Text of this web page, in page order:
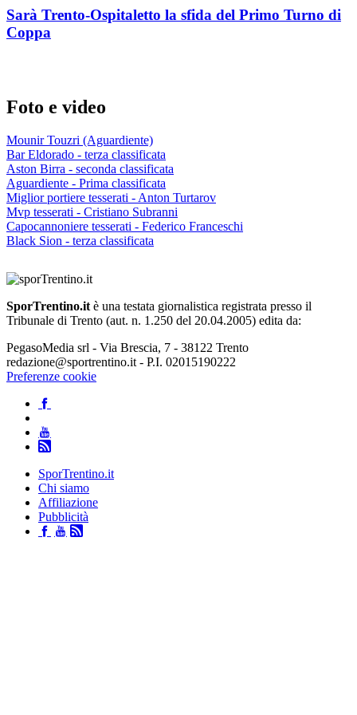
Sarà Trento-Ospitaletto la sfida del Primo Turno di
Coppa
Foto e video
Mounir Touzri (Aguardiente)
Bar Eldorado - terza classificata
Aston Birra - seconda classificata
Aguardiente - Prima classificata
Miglior portiere tesserati - Anton Turtarov
Mvp tesserati - Cristiano Subranni
Capocannoniere tesserati - Federico Franceschi
Black Sion - terza classificata
SporTrentino.itè una testata giornalistica registrata presso il
Tribunale di Trento (aut. n. 1.250 del 20.04.2005) edita da:
PegasoMedia srl - Via Brescia, 7 - 38122 Trento
redazione@sportrentino.it - P.I. 02015190222
Preferenze cookie
SporTrentino.it
Chi siamo
Affiliazione
Pubblicità